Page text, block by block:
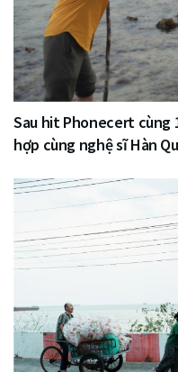
Sau hit Phonecert cùng
hợp cùng nghệ sĩ Hàn